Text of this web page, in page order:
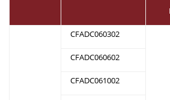
CFADC060302
CFADC060602
CFADC061002